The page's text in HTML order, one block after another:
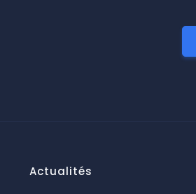
Actualités